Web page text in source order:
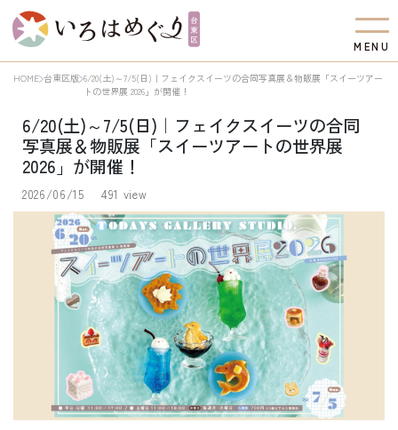
M EN U
HOME 台東区版 6/20(土)～7/5(日)｜フェイクスイーツの合同写真展＆物販展「スイーツアー
トの世界展 2026」が開催！
6/20(土)～7/5(日)｜フェイクスイーツの合同
写真展＆物販展「スイーツアートの世界展
2026」が開催！
2026/06/15 491 view